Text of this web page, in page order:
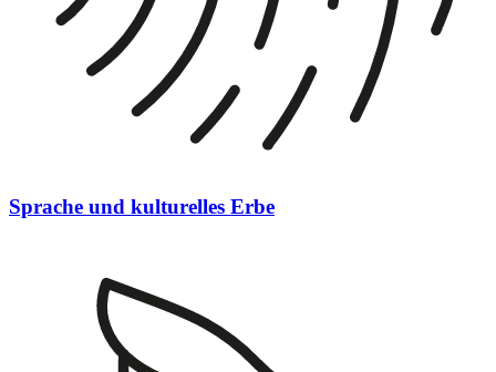
Sprache und kulturelles Erbe